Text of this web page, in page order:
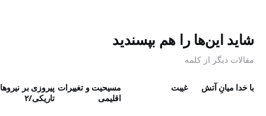
شاید این‌ها را هم بپسندید
مقالات دیگر از کلمه
با خدا میانِ آتش غیبت
مسیحیت و تغییرات
اقلیمی
پیروزی بر
تاریکی/۲